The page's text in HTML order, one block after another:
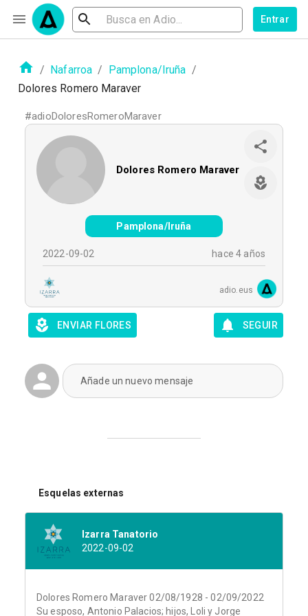
Entrar
/ Nafarroa / Pamplona/Iruña /
Dolores Romero Maraver
#adioDoloresRomeroMaraver
Dolores Romero Maraver
Pamplona/Iruña
2022-09-02 hace 4 años
adio.eus
ENVIAR FLORES SEGUIR
Añade un nuevo mensaje
Esquelas externas
Izarra Tanatorio
2022-09-02
Dolores Romero Maraver 02/08/1928 - 02/09/2022
Su esposo, Antonio Palacios; hijos, Loli y Jorge